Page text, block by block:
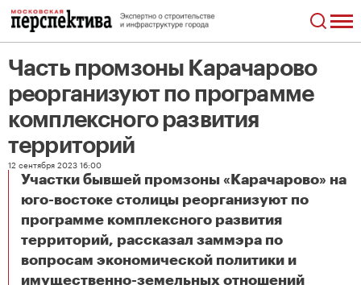
Часть промзоны Карачарово
реорганизуют по программе
комплексного развития
территорий
12 сентября 2023 16:00
Участки бывшей промзоны «Карачарово» на
юго-востоке столицы реорганизуют по
программе комплексного развития
территорий, рассказал заммэра по
вопросам экономической политики и
имущественно-земельных отношений